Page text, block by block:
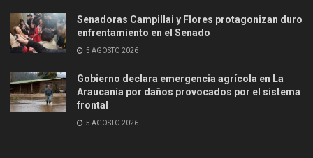
Senadoras Campillai y Flores protagonizan duro
enfrentamiento en el Senado
5 AGOSTO 2026
Gobierno declara emergencia agrícola en La
Araucanía por daños provocados por el sistema
frontal
5 AGOSTO 2026